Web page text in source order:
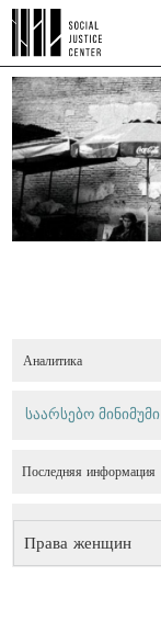
Аналитика
Права женщин
საარსებო მინიმუმი
Последняя информация